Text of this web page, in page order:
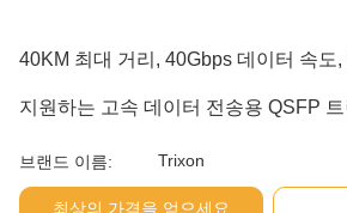
40KM 최대 거리, 40Gbps 데이터 속도
지원하는 고속 데이터 전송용 QSFP
브랜드 이름: Trixon
최상의 가격을 얻으세요